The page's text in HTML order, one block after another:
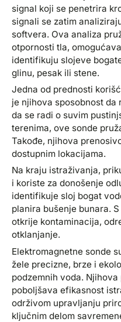
signal koji se penetrira
signali se zatim
softvera. Ova analiza
otpornosti tla,
identifikuju slojeve
glinu, pesak ili stene.
Jedna od prednosti
je njihova sposobnost
da se radi o suvim
terenima, ove sonde
Takođe, njihova
dostupnim lokacijama.
Na kraju istraživanja,
i koriste za donošenje
identifikuje sloj bogat
planira bušenje bunara.
otkrije kontaminacija,
otklanjanje.
Elektromagnetne sonde
žele precizne, brze i
podzemnih voda.
poboljšava efikasnost
održivom upravljanju
ključnim delom